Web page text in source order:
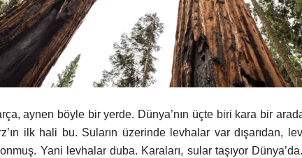
aynen böyle bir yerde. Dünya’nın üçte biri kara bir
ilk hali bu. Suların üzerinde levhalar var dışarıdan,
Yani levhalar duba. Karaları, sular taşıyor